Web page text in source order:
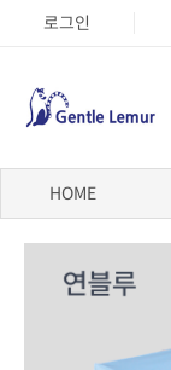
로그인
HOME